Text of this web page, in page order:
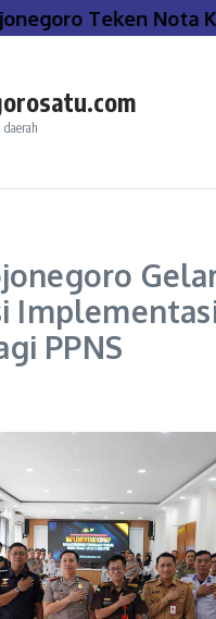
Teken Nota
daerah
PPNS